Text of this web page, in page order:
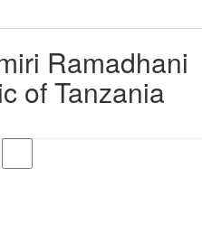
Ramadhani
of Tanzania